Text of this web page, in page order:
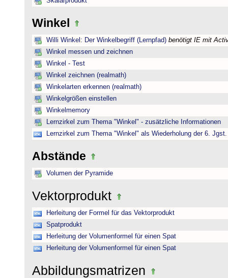
Winkel
Willi Winkel: Der Winkelbegriff (Lernpfad) benötigt IE mit
Winkel messen und zeichnen
Winkel - Test
Winkel zeichnen (realmath)
Winkelarten erkennen (realmath)
Winkelgrößen einstellen
Winkelmemory
Lernzirkel zum Thema "Winkel" - zusätzliche Informationen
Lernzirkel zum Thema "Winkel" als Wiederholung der 6. Jgst.
Abstände
Volumen der Pyramide
Vektorprodukt
Herleitung der Formel für das Vektorprodukt
Spatprodukt
Herleitung der Volumenformel für einen Spat
Herleitung der Volumenformel für einen Spat
Abbildungsmatrizen